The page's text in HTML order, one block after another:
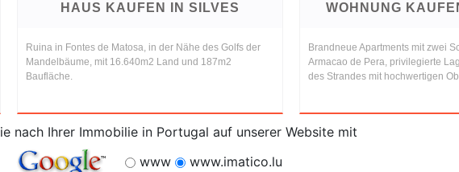
HAUS KAUFEN IN SILVES
Ruina in Fontes de Matosa, in der Nähe des Golfs der
Mandelbäume, mit 16.640m2 Land und 187m2
Baufläche.
WOHNUNG
Brandneue Apartments mit zwei
Armacao de Pera, privilegierte
des Strandes mit hochwertigen
nach Ihrer Immobilie in Portugal auf unserer Website mit
www
www.imatico.lu